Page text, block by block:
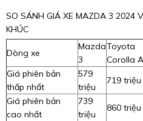
SO SÁNH GIÁ XE MAZDA 3 2024
KHÚC
Dòng xe
Mazda
3
Toyota
Corolla
Giá phiên bản
thấp nhất
579
triệu
719 triệu
Giá phiên bản
cao nhất
739
triệu
860 triệu